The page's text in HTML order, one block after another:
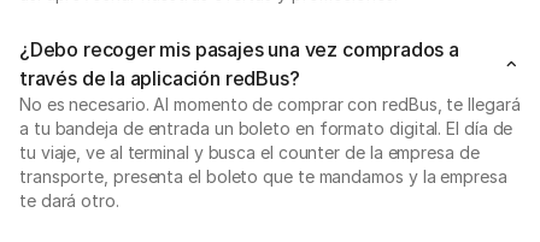
¿Debo recoger mis pasajes una vez comprados a
través de la aplicación redBus?
No es necesario. Al momento de comprar con redBus, te llegará
a tu bandeja de entrada un boleto en formato digital. El día de
tu viaje, ve al terminal y busca el counter de la empresa de
transporte, presenta el boleto que te mandamos y la empresa
te dará otro.